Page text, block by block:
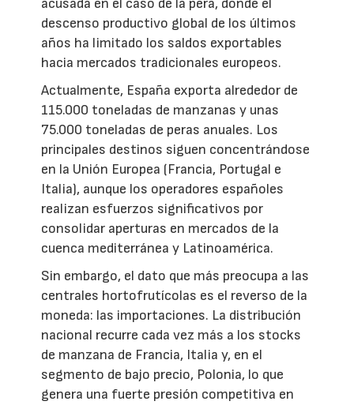
acusada en el caso de la pera, donde el
descenso productivo global de los últimos
años ha limitado los saldos exportables
hacia mercados tradicionales europeos.
Actualmente, España exporta alrededor de
115.000 toneladas de manzanas y unas
75.000 toneladas de peras anuales. Los
principales destinos siguen concentrándose
en la Unión Europea (Francia, Portugal e
Italia), aunque los operadores españoles
realizan esfuerzos significativos por
consolidar aperturas en mercados de la
cuenca mediterránea y Latinoamérica.
Sin embargo, el dato que más preocupa a las
centrales hortofrutícolas es el reverso de la
moneda: las importaciones. La distribución
nacional recurre cada vez más a los stocks
de manzana de Francia, Italia y, en el
segmento de bajo precio, Polonia, lo que
genera una fuerte presión competitiva en